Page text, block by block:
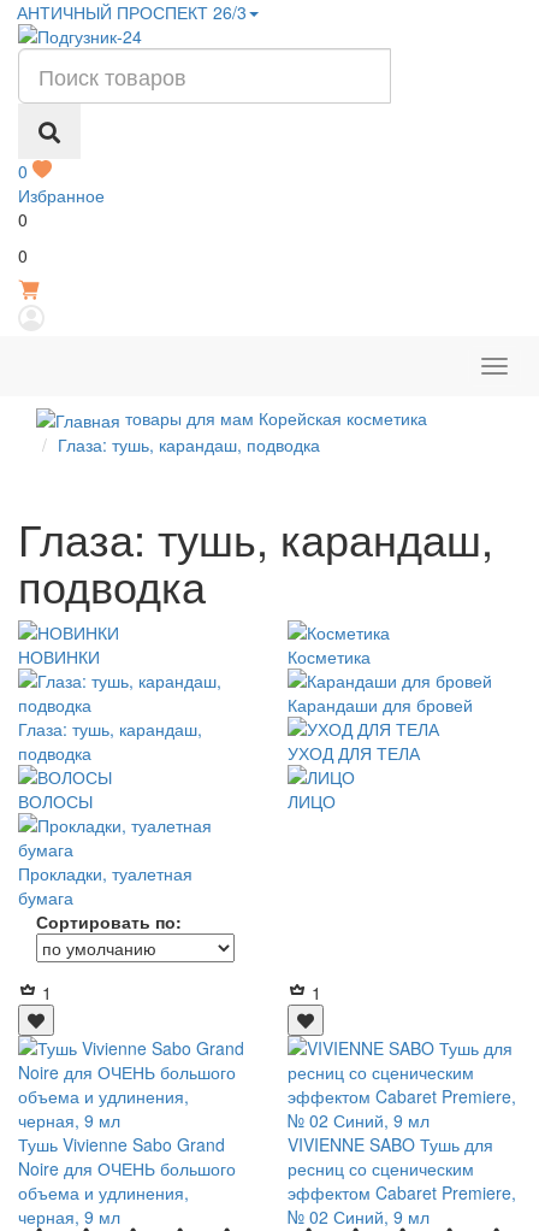
АНТИЧНЫЙ ПРОСПЕКТ 26/3
0
Избранное
0
0
товары для мам Корейская косметика
Глаза: тушь, карандаш, подводка
Глаза: тушь, карандаш,
подводка
НОВИНКИ Косметика
Глаза: тушь, карандаш,
подводка
Карандаши для бровей
УХОД ДЛЯ ТЕЛА
ВОЛОСЫ
ЛИЦО
Прокладки, туалетная
бумага
Сортировать по:
1
Тушь Vivienne Sabo Grand
Noire для ОЧЕНЬ большого
объема и удлинения,
черная, 9 мл
1
VIVIENNE SABO Тушь для
ресниц со сценическим
эффектом Cabaret Premiere,
№ 02 Синий, 9 мл